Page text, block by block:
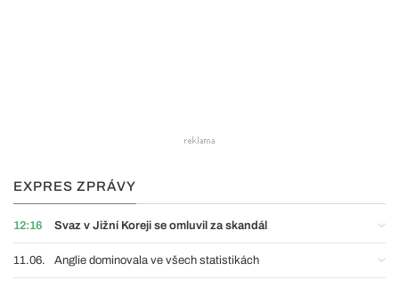
EXPRES ZPRÁVY
12:16 Svaz v Jižní Koreji se omluvil za skandál
11.06. Anglie dominovala ve všech statistikách